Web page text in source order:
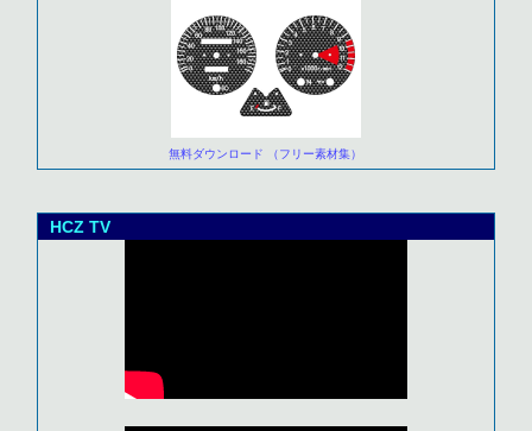
無料ダウンロード （フリー素材集）
HCZ TV